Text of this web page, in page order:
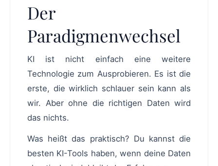
Der
Paradigmenwechsel
KI ist nicht einfach eine weitere
Technologie zum Ausprobieren. Es ist die
erste, die wirklich schlauer sein kann als
wir. Aber ohne die richtigen Daten wird
das nichts.
Was heißt das praktisch? Du kannst die
besten KI-Tools haben, wenn deine Daten